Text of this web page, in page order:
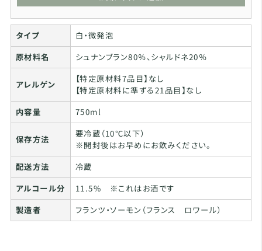
タイプ
白・微発泡
原材料名
シュナンブラン80％、シャルドネ20％
アレルゲン
【特定原材料7品目】なし
【特定原材料に準ずる21品目】なし
内容量
750ml
保存方法
要冷蔵（10℃以下）
※開封後はお早めにお飲みください。
配送方法
冷蔵
アルコール分
11.5% ※これはお酒です
製造者
フランツ・ソーモン（フランス ロワール）